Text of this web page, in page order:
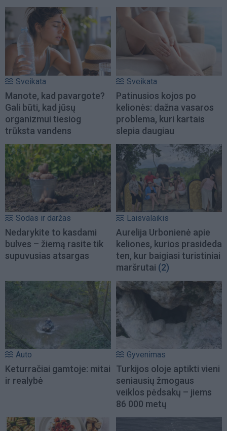
Sveikata
Manote, kad pavargote?
Gali būti, kad jūsų
organizmui tiesiog
trūksta vandens
Sveikata
Patinusios kojos po
kelionės: dažna vasaros
problema, kuri kartais
slepia daugiau
Sodas ir daržas
Nedarykite to kasdami
bulves – žiemą rasite tik
supuvusias atsargas
Laisvalaikis
Aurelija Urbonienė apie
keliones, kurios prasideda
ten, kur baigiasi turistiniai
maršrutai (2)
Auto
Keturračiai gamtoje: mitai
ir realybė
Gyvenimas
Turkijos oloje aptikti vieni
seniausių žmogaus
veiklos pėdsakų – jiems
86 000 metų